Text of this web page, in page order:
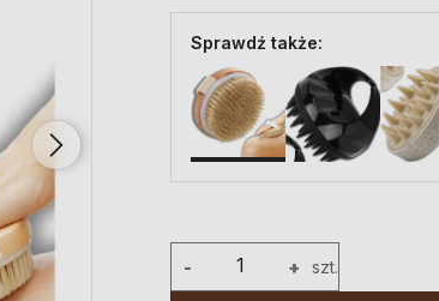
Sprawdź także:
+
- szt.